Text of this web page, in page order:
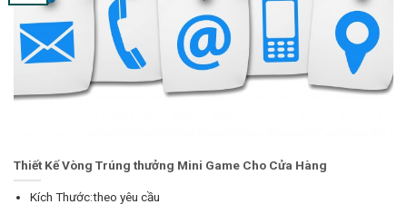
Thiết Kế Vòng Trúng thưởng Mini Game Cho Cửa Hàng
Kích Thước:theo yêu cầu